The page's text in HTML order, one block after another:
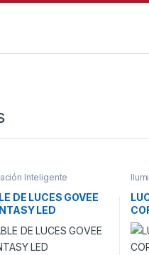
Inteligente
DE LUCES GOVEE
LED
RGBIC
LIGHTS 10 METROS
H6172AD1